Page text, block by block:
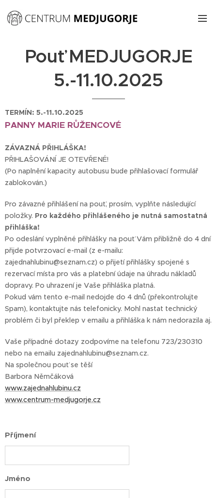
Pouť MEDJUGORJE
5.-11.10.2025
TERMÍN: 5.-11.10.2025
PANNY MARIE RŮŽENCOVÉ
ZÁVAZNÁ PŘIHLÁŠKA!
PŘIHLAŠOVÁNÍ JE OTEVŘENÉ!
(Po naplnění kapacity autobusu bude přihlašovací formulář
zablokován.)
Pro závazné přihlášení na pouť, prosím, vyplňte následující
položky. Pro každého přihlášeného je nutná samostatná
přihláška!
Po odeslání vyplněné přihlášky na pouť Vám přibližně do 4 dní
přijde potvrzovací e-mail (z e-mailu:
zajednahlubinu@seznam.cz) o přijetí přihlášky spojené s
rezervací místa pro vás a platební údaje na úhradu nákladů
dopravy. Po uhrazení je Vaše přihláška platná.
Pokud vám tento e-mail nedojde do 4 dnů (překontrolujte
Spam), kontaktujte nás telefonicky. Mohl nastat technický
problém či byl překlep v emailu a přihláška k nám nedorazila aj.
Vaše případné dotazy zodpovíme na telefonu 723/230310
nebo na emailu zajednahlubinu@seznam.cz.
Na společnou pouť se těší
Barbora Němčáková
www.zajednahlubinu.cz
www.centrum-medjugorje.cz
Příjmení
Jméno